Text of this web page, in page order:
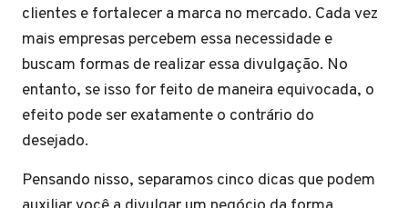
clientes e fortalecer a marca no mercado. Cada vez
mais empresas percebem essa necessidade e
buscam formas de realizar essa divulgação. No
entanto, se isso for feito de maneira equivocada, o
efeito pode ser exatamente o contrário do
desejado.
Pensando nisso, separamos cinco dicas que podem